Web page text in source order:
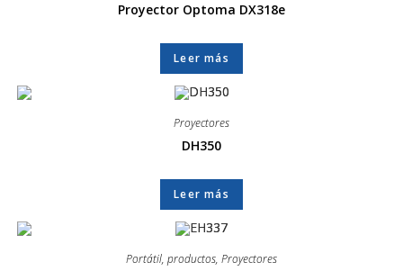
Proyector Optoma DX318e
Leer más
Proyectores
DH350
Leer más
Portátil, productos, Proyectores